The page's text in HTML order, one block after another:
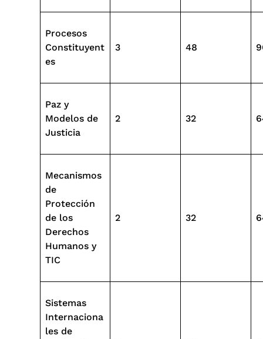
Procesos
Constituyent
es
3 48
Paz y
Modelos de
Justicia
2 32
Mecanismos
de
Protección
de los
Derechos
Humanos y
TIC
2 32
Sistemas
Internaciona
les de